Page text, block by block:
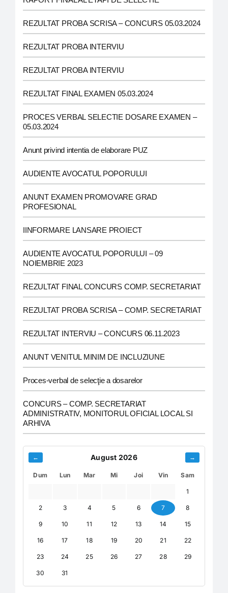
REZULTAT PROBA SCRISA – CONCURS 05.03.2024
REZULTAT PROBA INTERVIU
REZULTAT PROBA INTERVIU
REZULTAT FINAL EXAMEN 05.03.2024
PROCES VERBAL SELECTIE DOSARE EXAMEN –
05.03.2024
Anunt privind intentia de elaborare PUZ
AUDIENTE AVOCATUL POPORULUI
ANUNT EXAMEN PROMOVARE GRAD
PROFESIONAL
IINFORMARE LANSARE PROIECT
AUDIENTE AVOCATUL POPORULUI – 09
NOIEMBRIE 2023
REZULTAT FINAL CONCURS COMP. SECRETARIAT
REZULTAT PROBA SCRISA – COMP. SECRETARIAT
REZULTAT INTERVIU – CONCURS 06.11.2023
ANUNT VENITUL MINIM DE INCLUZIUNE
Proces-verbal de selecţie a dosarelor
CONCURS – COMP. SECRETARIAT
ADMINISTRATIV, MONITORUL OFICIAL LOCAL SI
ARHIVA
← August 2026 →
Dum Lun Mar Mi Joi Vin Sam
1
2 3 4 5 6 7 8
9 10 11 12 13 14 15
16 17 18 19 20 21 22
23 24 25 26 27 28 29
30 31